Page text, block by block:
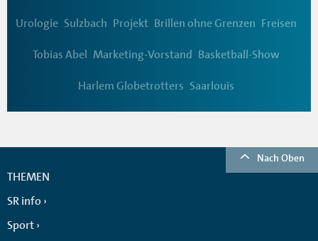
Urologie Sulzbach Projekt Brillen ohne Grenzen Freisen
Tobias Abel Marketing-Vorstand Basketball-Show
Harlem Globetrotters Saarlouis
Nach Oben
THEMEN
SR info
Sport